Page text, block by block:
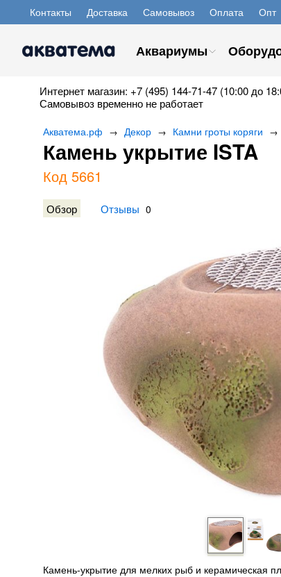
Контакты Доставка Самовывоз Оплата Опт
Аквариумы
Интернет магазин: +7 (495) 144-71-47 (10:00 до
Самовывоз временно не работает
Акватема.рф → Декор → Камни гроты коряги →
Камень укрытие ISTA
Код 5661
Обзор Отзывы 0
Камень-укрытие для мелких рыб и керамическая